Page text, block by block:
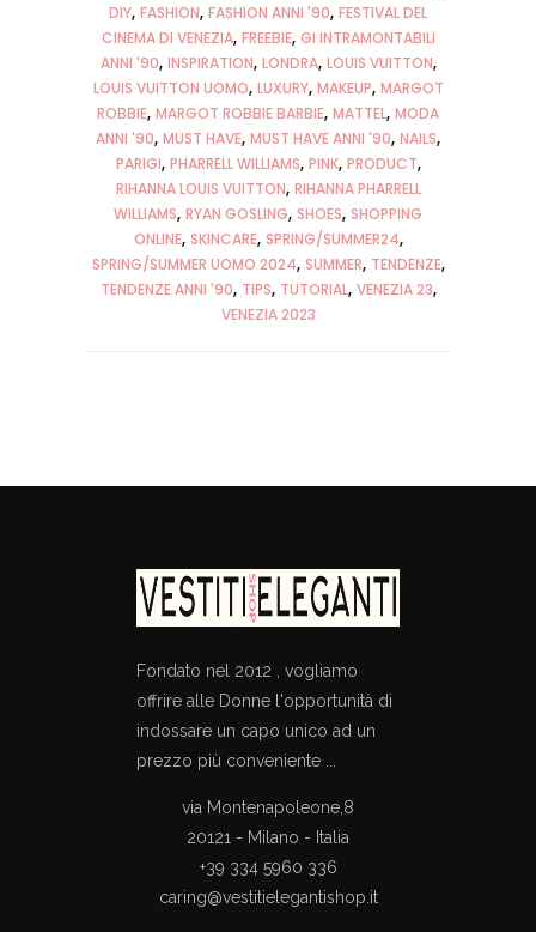
DIY FASHION FASHION ANNI '90 FESTIVAL DEL
CINEMA DI VENEZIA FREEBIE GI INTRAMONTABILI
ANNI '90 INSPIRATION LONDRA LOUIS VUITTON
LOUIS VUITTON UOMO LUXURY MAKEUP MARGOT
ROBBIE MARGOT ROBBIE BARBIE MATTEL MODA
ANNI '90 MUST HAVE MUST HAVE ANNI '90 NAILS
PARIGI PHARRELL WILLIAMS PINK PRODUCT
RIHANNA LOUIS VUITTON RIHANNA PHARRELL
WILLIAMS RYAN GOSLING SHOES SHOPPING
ONLINE SKINCARE SPRING/SUMMER24
SPRING/SUMMER UOMO 2024 SUMMER TENDENZE
TENDENZE ANNI '90 TIPS TUTORIAL VENEZIA 23
VENEZIA 2023
Fondato nel 2012 , vogliamo
offrire alle Donne l'opportunità di
indossare un capo unico ad un
prezzo più conveniente ...
via Montenapoleone,8
20121 - Milano - Italia
+39 334 5960 336
caring@vestitielegantishop.it